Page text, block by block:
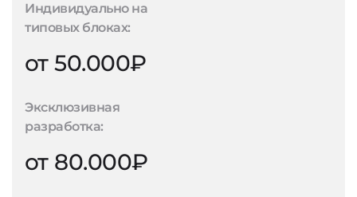
Индивидуально на
типовых блоках:
от 50.000₽
Эксклюзивная
разработка:
от 80.000₽